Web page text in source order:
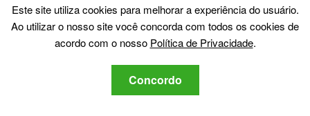
espalhou sobre as últimas
ameaças giram em torno de
segurança do computador.
mais Posts
Me siga:
Este site utiliza cookies para melhorar a experiência do usuário.
Ao utilizar o nosso site você concorda com todos os cookies de
acordo com o nosso Política de Privacidade.
Concordo